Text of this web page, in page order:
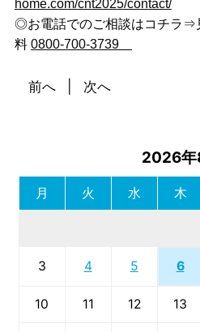
home.com/cnt2025/contact/
◎お電話でのご相談はコチラ⇒
料 0800-700-3739
前へ 次へ
2026年
月 火 水 木
3 4 5 6
10 11 12 13